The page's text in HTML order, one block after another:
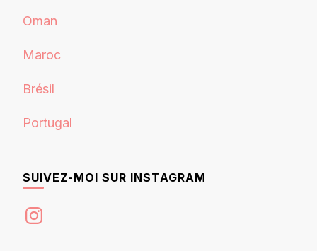
Oman
Maroc
Brésil
Portugal
SUIVEZ-MOI SUR INSTAGRAM
Instagram